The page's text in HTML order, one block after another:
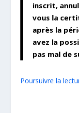
inscrit,
vous la
après la
avez la
pas mal de
Poursuivre la